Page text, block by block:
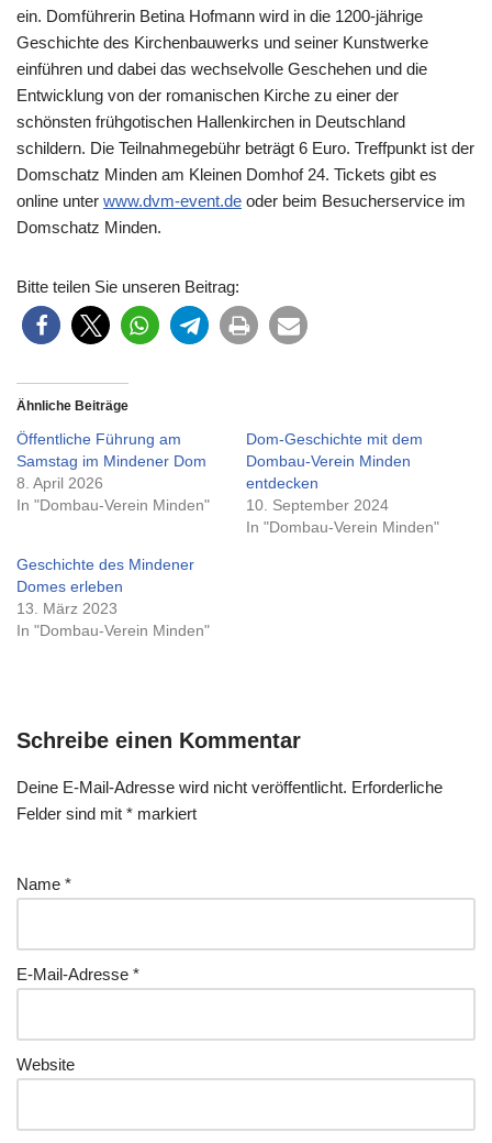
ein. Domführerin Betina Hofmann wird in die 1200-jährige
Geschichte des Kirchenbauwerks und seiner Kunstwerke
einführen und dabei das wechselvolle Geschehen und die
Entwicklung von der romanischen Kirche zu einer der
schönsten frühgotischen Hallenkirchen in Deutschland
schildern. Die Teilnahmegebühr beträgt 6 Euro. Treffpunkt ist der
Domschatz Minden am Kleinen Domhof 24. Tickets gibt es
online unter www.dvm-event.de oder beim Besucherservice im
Domschatz Minden.
Bitte teilen Sie unseren Beitrag:
Ähnliche Beiträge
Öffentliche Führung am
Samstag im Mindener Dom
8. April 2026
In "Dombau-Verein Minden"
Dom-Geschichte mit dem
Dombau-Verein Minden
entdecken
10. September 2024
In "Dombau-Verein Minden"
Geschichte des Mindener
Domes erleben
13. März 2023
In "Dombau-Verein Minden"
Schreibe einen Kommentar
Deine E-Mail-Adresse wird nicht veröffentlicht. Erforderliche
Felder sind mit * markiert
Name *
E-Mail-Adresse *
Website